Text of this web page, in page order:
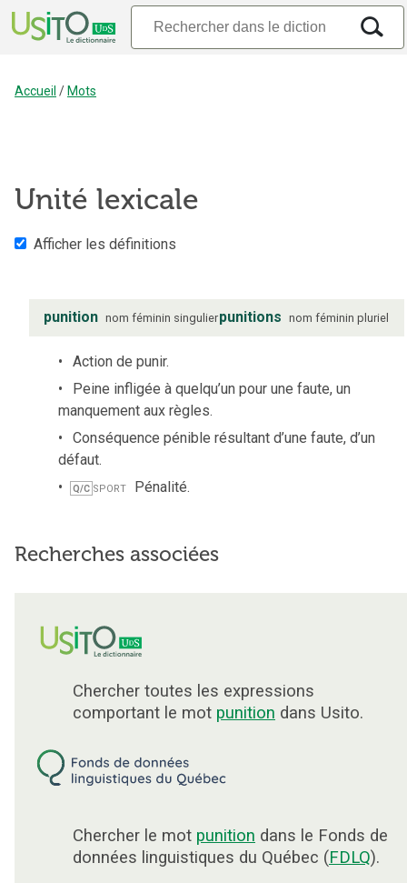
Accueil / Mots
Unité lexicale
Afficher les définitions
punition nom féminin singulierpunitions nom féminin pluriel
Action de punir.
Peine infligée à quelqu’un pour une faute, un
manquement aux règles.
Conséquence pénible résultant d’une faute, d’un
défaut.
Q/C sport Pénalité.
Recherches associées
Chercher toutes les expressions
comportant le mot punition dans Usito.
Chercher le mot punition dans le Fonds de
données linguistiques du Québec (FDLQ).